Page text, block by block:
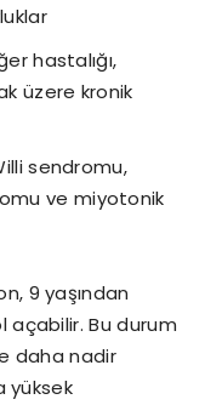
hastalığı,
üzere kronik
sendromu,
ve miyotonik
9 yaşından
Bu durum
daha nadir
yüksek